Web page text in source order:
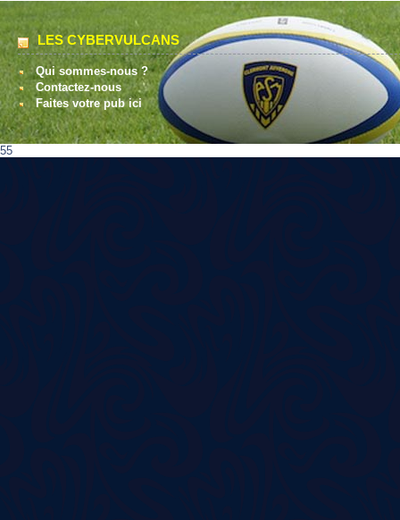
LES CYBERVULCANS
Qui sommes-nous ?
Contactez-nous
Faites votre pub ici
55